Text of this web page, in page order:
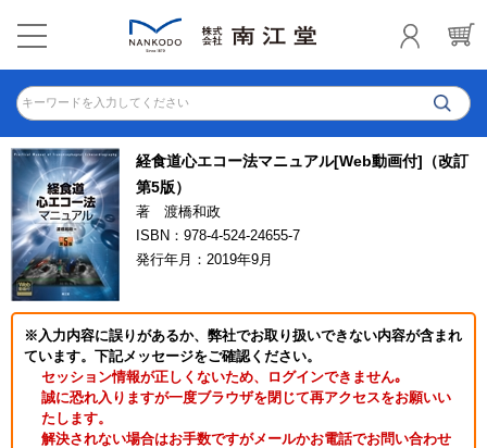
キーワードを入力してください
経食道心エコー法マニュアル[Web動画付]（改訂
第5版）
著 渡橋和政
ISBN：978-4-524-24655-7
発行年月：2019年9月
※入力内容に誤りがあるか、弊社でお取り扱いできない内容が含まれ
ています。下記メッセージをご確認ください。
セッション情報が正しくないため、ログインできません｡
誠に恐れ入りますが一度ブラウザを閉じて再アクセスをお願いい
たします。
解決されない場合はお手数ですがメールかお電話でお問い合わせ